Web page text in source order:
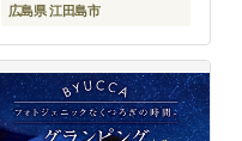
広島県 江田島市